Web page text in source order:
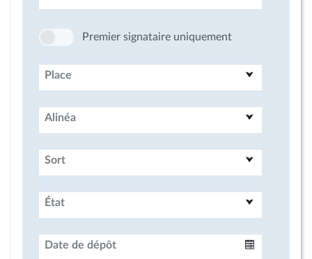
Premier signataire uniquement
Place
Alinéa
Sort
État
Date de dépôt